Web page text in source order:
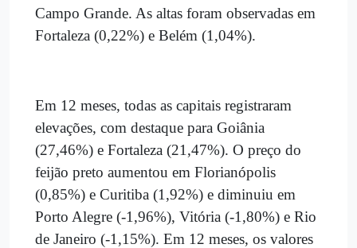
Campo Grande. As altas foram observadas em
Fortaleza (0,22%) e Belém (1,04%).
Em 12 meses, todas as capitais registraram
elevações, com destaque para Goiânia
(27,46%) e Fortaleza (21,47%). O preço do
feijão preto aumentou em Florianópolis
(0,85%) e Curitiba (1,92%) e diminuiu em
Porto Alegre (-1,96%), Vitória (-1,80%) e Rio
de Janeiro (-1,15%). Em 12 meses, os valores